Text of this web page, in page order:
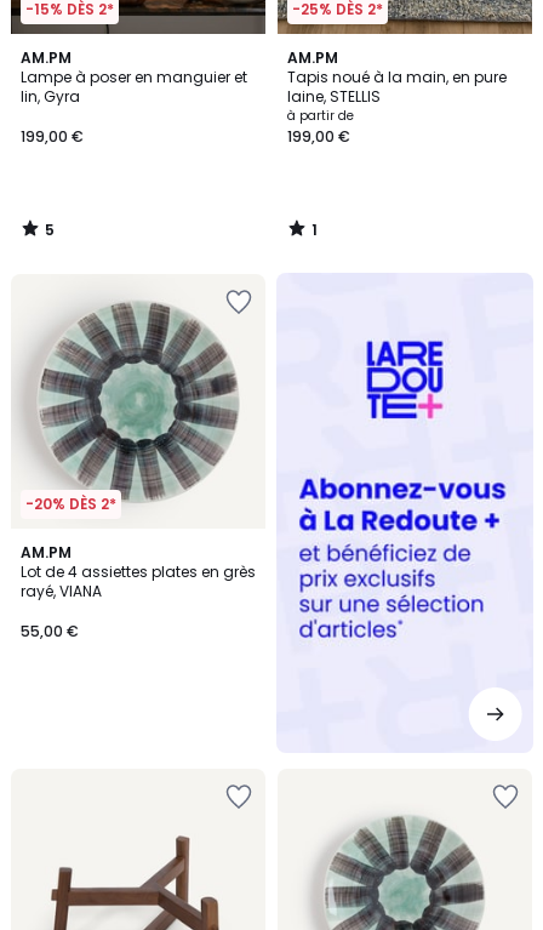
-15% DÈS 2*
AM.PM
Lampe à poser en manguier et
lin, Gyra
199,00 €
5
/
5
5
/
-25% DÈS 2*
AM.PM
Tapis noué à la main, en pure
laine, STELLIS
à partir de
199,00 €
1
/
5
1
/
-20% DÈS 2*
AM.PM
Lot de 4 assiettes plates en grès
rayé, VIANA
55,00 €